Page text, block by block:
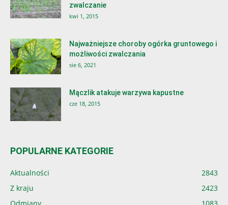
zwalczanie
kwi 1, 2015
Najważniejsze choroby ogórka gruntowego i
możliwości zwalczania
sie 6, 2021
Mączlik atakuje warzywa kapustne
cze 18, 2015
POPULARNE KATEGORIE
Aktualności
2843
Z kraju
2423
Odmiany
1083